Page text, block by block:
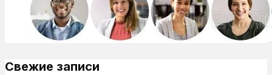
Свежие записи